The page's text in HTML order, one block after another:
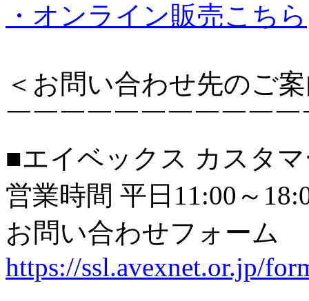
・オンライン販売こちら
＜お問い合わせ先のご
￣￣￣￣￣￣￣￣￣￣
■エイベックス カスタ
営業時間 平日11:00～
お問い合わせフォーム
https://ssl.avexnet.or.jp/